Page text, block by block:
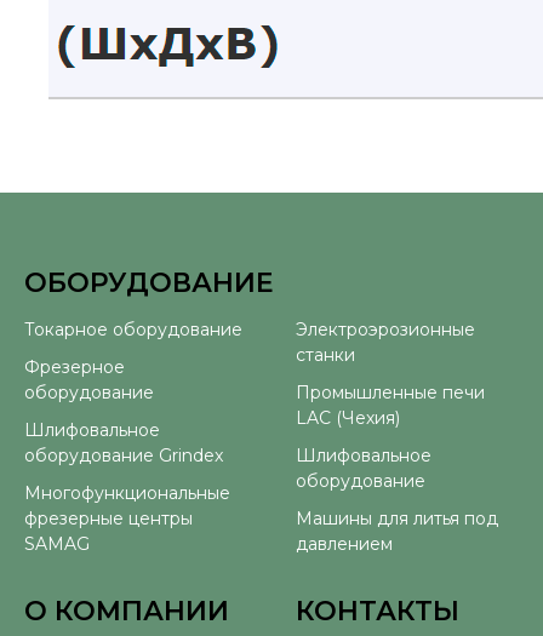
ОБОРУДОВАНИЕ
Токарное оборудование
Фрезерное
оборудование
Шлифовальное
оборудование Grindex
Многофункциональные
фрезерные центры
SAMAG
Электроэрозионные
станки
Промышленные печи
LAC (Чехия)
Шлифовальное
оборудование
Машины для литья под
давлением
О КОМПАНИИ КОНТАКТЫ